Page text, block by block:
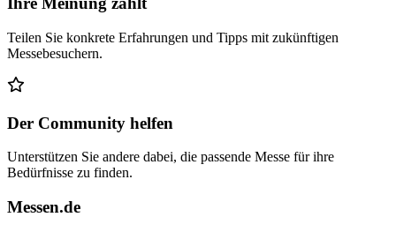
Teilen Sie konkrete Erfahrungen und Tipps mit zukünftigen
Messebesuchern.
Der Community helfen
Unterstützen Sie andere dabei, die passende Messe für ihre
Bedürfnisse zu finden.
Messen.de